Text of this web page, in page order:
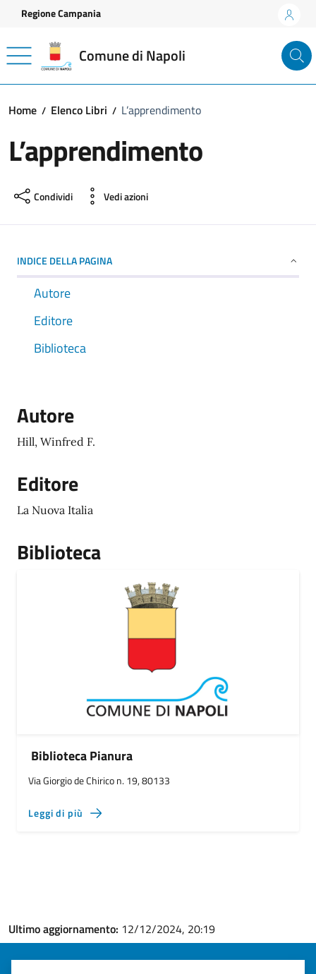
Vai ai contenuti
Vai al footer
Regione Campania
Comune di Napoli
Home Elenco Libri L’apprendimento
L’apprendimento
Condividi Vedi azioni
INDICE DELLA PAGINA
Autore
Editore
Biblioteca
Autore
Hill, Winfred F.
Editore
La Nuova Italia
Biblioteca
Biblioteca Pianura
Via Giorgio de Chirico n. 19, 80133
Leggi di più
Ultimo aggiornamento: 12/12/2024, 20:19